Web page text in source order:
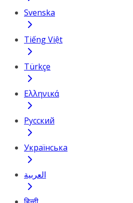
Svenska
Tiếng Việt
Türkçe
Ελληνικά
Русский
Українська
العربية